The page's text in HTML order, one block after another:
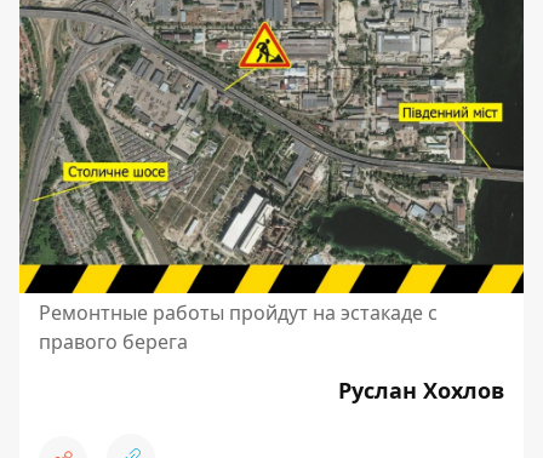
Ремонтные работы пройдут на эстакаде с
правого берега
Руслан Хохлов